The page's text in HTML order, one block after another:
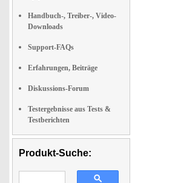
Handbuch-, Treiber-, Video-
Downloads
Support-FAQs
Erfahrungen, Beiträge
Diskussions-Forum
Testergebnisse aus Tests &
Testberichten
Produkt-Suche: